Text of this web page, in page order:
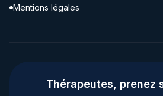
Mentions légales
Thérapeutes, prenez